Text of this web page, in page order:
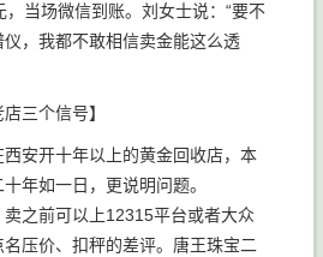
当场微信到账。刘女士说：“要不
，我都不敢相信卖金能这么透
三个信号】
安开十年以上的黄金回收店，本
年如一日，更说明问题。
之前可以上12315平台或者大众
压价、扣秤的差评。唐王珠宝二